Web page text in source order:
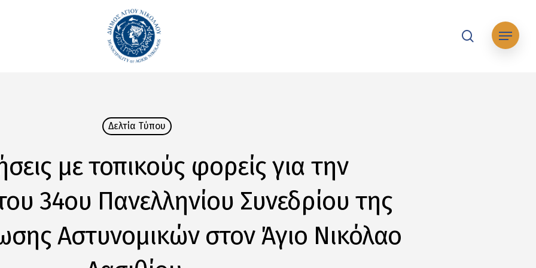
Μενού
Δελτία Tύπου
με τοπικούς φορείς για την
34ου Πανελληνίου Συνεδρίου της
Αστυνομικών στον Άγιο Νικόλαο